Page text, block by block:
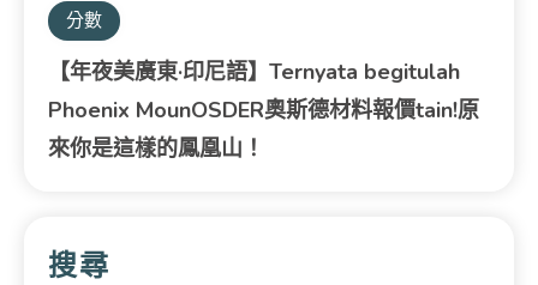
分數
【年夜美廣東·印尼語】Ternyata begitulah
Phoenix MounOSDER奧斯德材料報價tain!原
來你是這樣的鳳凰山！
搜尋